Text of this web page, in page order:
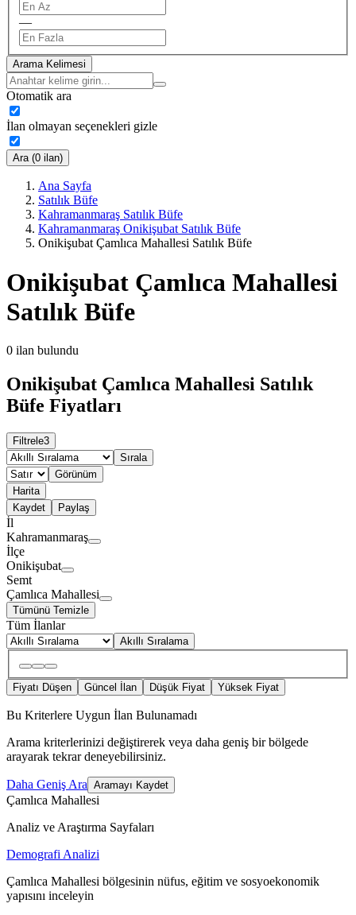
—
Arama Kelimesi
Otomatik ara
İlan olmayan seçenekleri gizle
Ara (0 ilan)
Ana Sayfa
Satılık Büfe
Kahramanmaraş Satılık Büfe
Kahramanmaraş Onikişubat Satılık Büfe
Onikişubat Çamlıca Mahallesi Satılık Büfe
Onikişubat Çamlıca Mahallesi
Satılık Büfe
0 ilan bulundu
Onikişubat Çamlıca Mahallesi Satılık
Büfe Fiyatları
Filtrele3
Sırala
Görünüm
Harita
Kaydet
Paylaş
İl
Kahramanmaraş
İlçe
Onikişubat
Semt
Çamlıca Mahallesi
Tümünü Temizle
Tüm İlanlar
Akıllı Sıralama
Fiyatı Düşen Güncel İlan Düşük Fiyat Yüksek Fiyat
Bu Kriterlere Uygun İlan Bulunamadı
Arama kriterlerinizi değiştirerek veya daha geniş bir bölgede
arayarak tekrar deneyebilirsiniz.
Daha Geniş Ara Aramayı Kaydet
Çamlıca Mahallesi
Analiz ve Araştırma Sayfaları
Demografi Analizi
Çamlıca Mahallesi bölgesinin nüfus, eğitim ve sosyoekonomik
yapısını inceleyin